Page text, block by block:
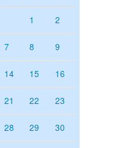
1 2
7 8 9
14 15 16
21 22 23
28 29 30